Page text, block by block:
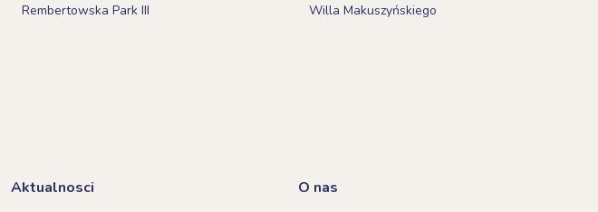
Rembertowska Park III Willa Makuszyńskiego
Aktualnosci O nas